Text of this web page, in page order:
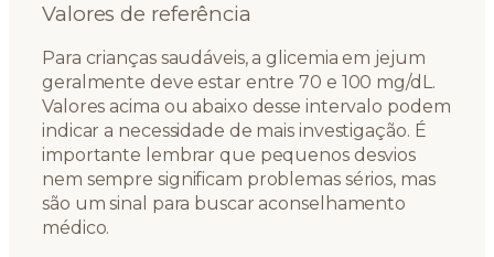
Valores de referência
Para crianças saudáveis, a glicemia em jejum
geralmente deve estar entre 70 e 100 mg/dL.
Valores acima ou abaixo desse intervalo podem
indicar a necessidade de mais investigação. É
importante lembrar que pequenos desvios
nem sempre significam problemas sérios, mas
são um sinal para buscar aconselhamento
médico.